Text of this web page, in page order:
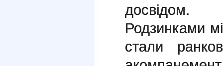
досвідом.
Родзинками
стали